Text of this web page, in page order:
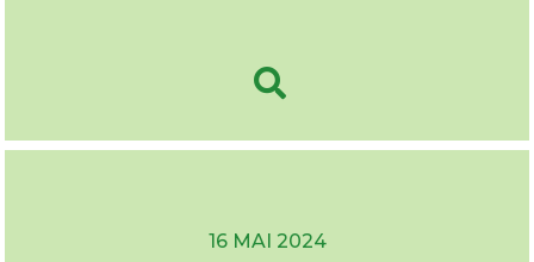
16 MAI 2024